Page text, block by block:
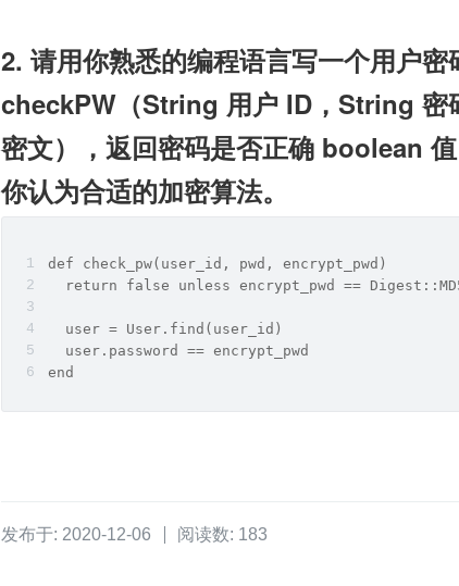
2. 请用你熟悉的编程语言写一个用户
checkPW（String 用户 ID，String 密
密文），返回密码是否正确 boolean
你认为合适的加密算法。
def check_pw(user_id, pwd, encrypt_pwd)
return false unless encrypt_pwd ==
  user = User.find(user_id)
  user.password == encrypt_pwd
end
发布于: 2020-12-06 阅读数: 183